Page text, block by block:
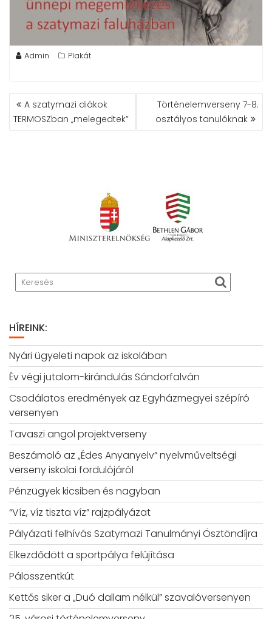
Admin Plakát
BEJEGYZÉS
NAVIGÁCIÓ
A szatymazi diákok
TERMOSZban „melegedtek”
Történelemverseny 7-8.
osztályos tanulóknak
HÍREINK:
Nyári ügyeleti napok az iskolában
Év végi jutalom-kirándulás Sándorfalván
Csodálatos eredmények az Egyházmegyei szépíró
versenyen
Tavaszi angol projektverseny
Beszámoló az „Édes Anyanyelv” nyelvműveltségi
verseny iskolai fordulójáról
Pénzügyek kicsiben és nagyban
“Víz, víz tiszta víz” rajzpályázat
Pályázati felhívás Szatymazi Tanulmányi Ösztöndíjra
Elkezdődött a sportpálya felújítása
Pálosszentkút
Kettős siker a „Duó dallam nélkül” szavalóversenyen